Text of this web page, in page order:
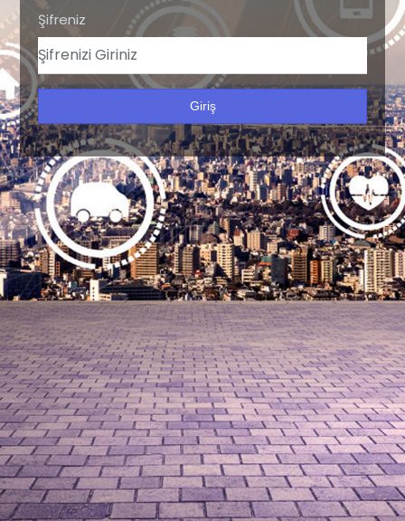
Şifreniz
Giriş